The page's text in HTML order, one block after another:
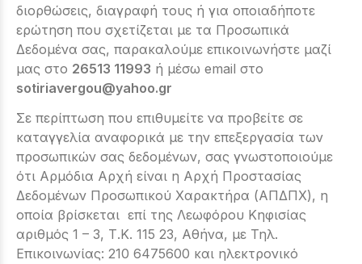
διορθώσεις, διαγραφή τους ή για οποιαδήποτε
ερώτηση που σχετίζεται με τα Προσωπικά
Δεδομένα σας, παρακαλούμε επικοινωνήστε μαζί
μας στο 26513 11993 ή μέσω email στο
sotiriavergou@yahoo.gr
Σε περίπτωση που επιθυμείτε να προβείτε σε
καταγγελία αναφορικά με την επεξεργασία των
προσωπικών σας δεδομένων, σας γνωστοποιούμε
ότι Αρμόδια Αρχή είναι η Αρχή Προστασίας
Δεδομένων Προσωπικού Χαρακτήρα (ΑΠΔΠΧ), η
οποία βρίσκεται επί της Λεωφόρου Κηφισίας
αριθμός 1 – 3, Τ.Κ. 115 23, Αθήνα, με Τηλ.
Επικοινωνίας: 210 6475600 και ηλεκτρονικό